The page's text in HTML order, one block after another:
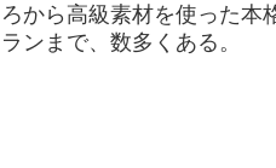
ろから高級素材を使った本
ランまで、数多くある。